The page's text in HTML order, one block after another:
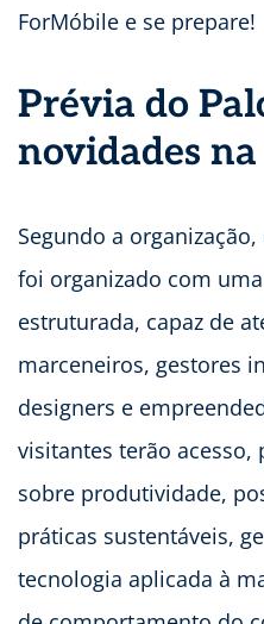
ForMóbile e se prepare!
Prévia do
novidades
Segundo a
foi organizado com
estruturada, capaz de
marceneiros, gestores
designers e
visitantes terão acesso,
sobre produtividade,
práticas sustentáveis,
tecnologia aplicada à